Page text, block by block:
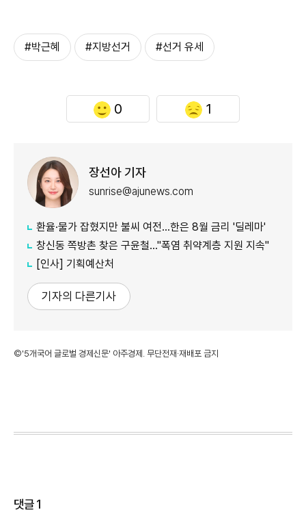
#박근혜 #지방선거 #선거 유세
0 1
장선아 기자
sunrise@ajunews.com
환율·물가 잡혔지만 불씨 여전...한은 8월 금리 '딜레마'
창신동 쪽방촌 찾은 구윤철…"폭염 취약계층 지원 지속"
[인사] 기획예산처
기자의 다른기사
©'5개국어 글로벌 경제신문' 아주경제. 무단전재·재배포 금지
댓글1